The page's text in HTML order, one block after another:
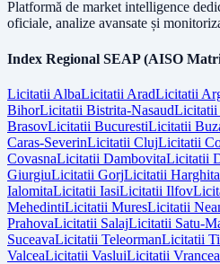
Platformă de market intelligence
oficiale, analize avansate și
Index Regional SEAP (AISO
Licitatii AlbaLicitatii AradLicitatii
BihorLicitatii Bistrita-NasaudLicitatii
BrasovLicitatii BucurestiLicitatii
Caras-SeverinLicitatii ClujLicitatii
CovasnaLicitatii DambovitaLicitatii
GiurgiuLicitatii GorjLicitatii Harghita
IalomitaLicitatii IasiLicitatii Ilfov
MehedintiLicitatii MuresLicitatii
PrahovaLicitatii SalajLicitatii Satu-
SuceavaLicitatii TeleormanLicitatii
ValceaLicitatii VasluiLicitatii Vrancea